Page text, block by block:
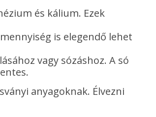
és kálium. Ezek
is elegendő lehet
vagy sózáshoz. A só
anyagoknak. Élvezni